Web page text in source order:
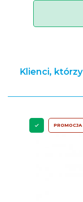
Klienci,
PROMOCJA